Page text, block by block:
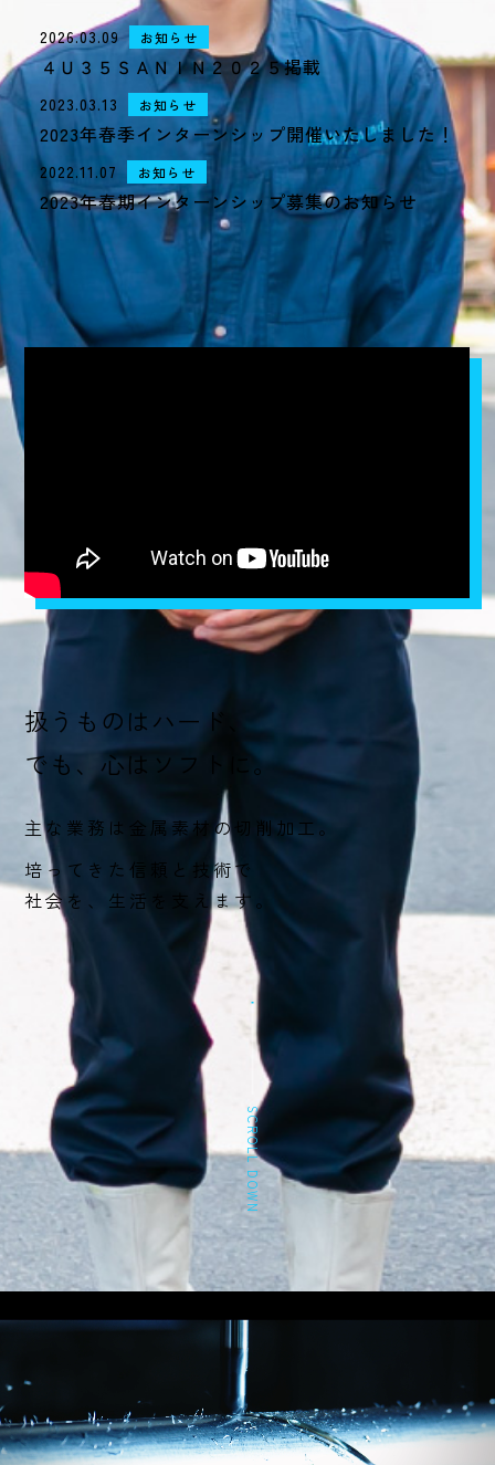
2025年度採用
ENTRY
求人に応募する
2026.03.09 お知らせ
４Ｕ３５ＳＡＮＩＮ２０２５掲載
2023.03.13 お知らせ
2023年春季インターンシップ開催いたしました！
2022.11.07 お知らせ
2023年春期インターンシップ募集のお知らせ
ABOUT US
私たちMAKATAについて
扱うものはハード、
でも、心はソフトに。
主な業務は金属素材の切削加工。
培ってきた信頼と技術で
社会を、生活を支えます。
SCROLL DOWN